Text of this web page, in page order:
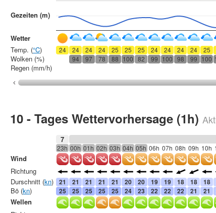
24 24 24 24 25 25 25 24 24 24 24 25
94
97 78 88 100 82 99 100 98 99 100
Gezeiten (m)
Wetter
Temp. (°C)
Wolken (%)
Regen (mm/h)
10 - Tages Wettervorhersage (1h)
7
23h 00h 01h 02h 03h 04h 05h 06h 07h 08h 09h 10h
21 21 21 21 21 20 20 19 19 18 18 18
25 25 25 25 25 24 23 22 22 22 21 21
Wind
Richtung
Durschnitt (kn)
Bö (kn)
Wellen